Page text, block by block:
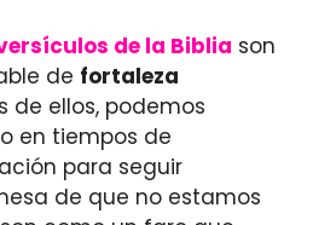
de la Biblia son
de fortaleza
de ellos, podemos
en tiempos de
para seguir
de que no estamos